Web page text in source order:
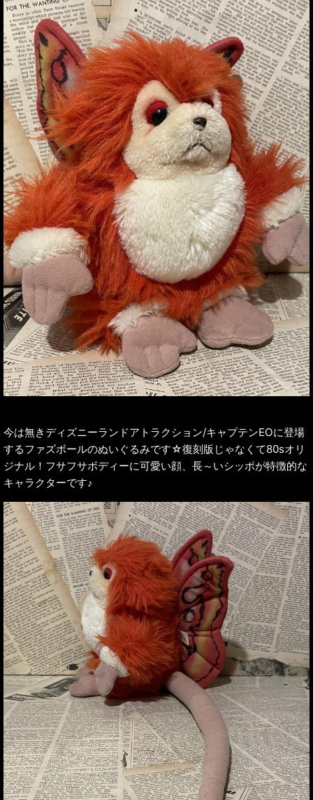
今は無きディズニーランドアトラクション/キャプテンEOに登場
するファズボールのぬいぐるみです☆復刻版じゃなくて80sオリ
ジナル！フサフサボディーに可愛い顔、長～いシッポが特徴的な
キャラクターです♪